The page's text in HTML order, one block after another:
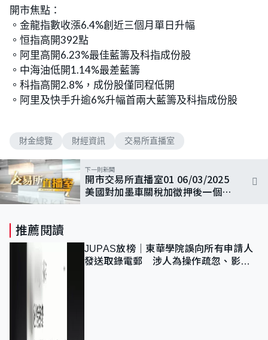
開市焦點：
。金龍指數收漲6.4%創近三個月單日升幅
。恒指高開392點
。阿里高開6.23%最佳藍籌及科指成份股
。中海油低開1.14%最差藍籌
。科指高開2.8%，成份股僅同程低開
。阿里及快手升逾6%升幅首兩大藍籌及科指成份股
財金總覽 財經資訊 交易所直播室
下一則新聞
開市交易所直播室01 06/03/2025
美國對加墨車關稅加徵押後一個
推薦閱讀
JUPAS放榜｜東華學院誤向所有申請人
發送取錄電郵 涉人為操作疏忽、影響